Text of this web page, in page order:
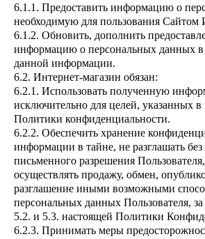
6.1.1. Предоставить информацию о
необходимую для пользования Сайтом
6.1.2. Обновить, дополнить
информацию о персональных данных в
данной информации.
6.2. Интернет-магазин обязан:
6.2.1. Использовать полученную
исключительно для целей, указанных
Политики конфиденциальности.
6.2.2. Обеспечить хранение
информации в тайне, не разглашать без
письменного разрешения
осуществлять продажу, обмен,
разглашение иными возможными
персональных данных Пользователя,
5.2. и 5.3. настоящей Политики
6.2.3. Принимать меры